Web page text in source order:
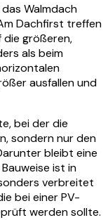
Walmdach
Dachfirst treffen
die größeren,
als beim
ausfallen und
bei der die
sondern nur den
bleibt eine
ist in
verbreitet
bei einer PV-
werden sollte.